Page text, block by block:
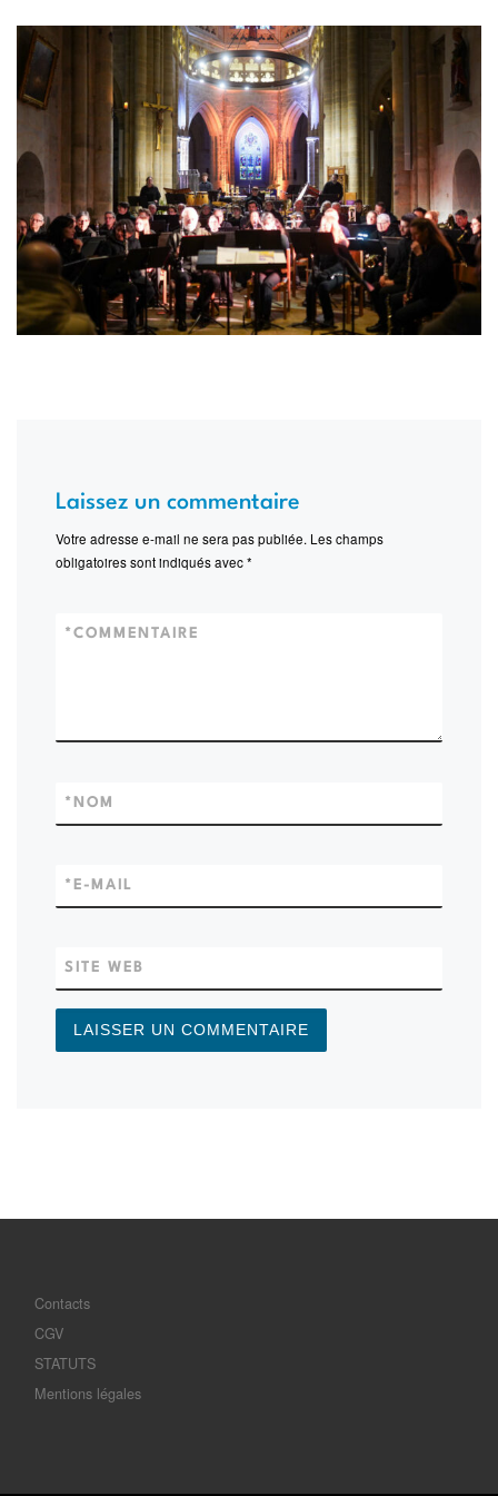
Laissez un commentaire
Votre adresse e-mail ne sera pas publiée. Les champs
obligatoires sont indiqués avec*
COMMENTAIRE
*
NOM
*
E-MAIL
*
SITE WEB
Contacts
CGV
STATUTS
Mentions légales